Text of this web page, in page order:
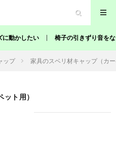
に動かしたい 椅子の引きずり音を
ップ 家具のスベリ材キャップ（カ
ト用）